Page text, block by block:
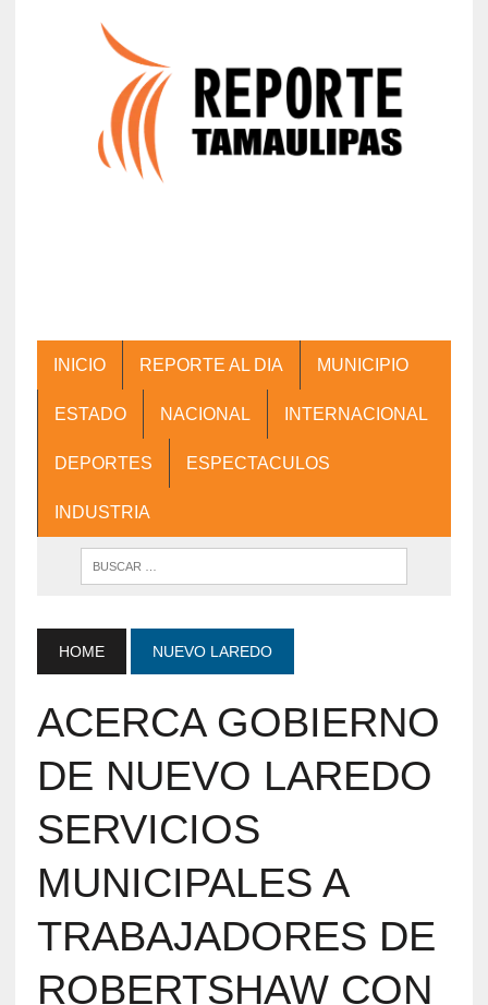
INICIO REPORTE AL DIA MUNICIPIO
ESTADO NACIONAL INTERNACIONAL
DEPORTES ESPECTACULOS
INDUSTRIA
HOME NUEVO LAREDO
ACERCA GOBIERNO
DE NUEVO LAREDO
SERVICIOS
MUNICIPALES A
TRABAJADORES DE
ROBERTSHAW CON